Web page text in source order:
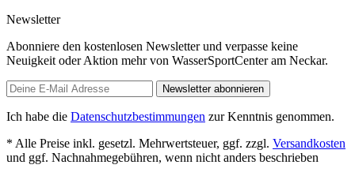
Newsletter
Abonniere den kostenlosen Newsletter und verpasse keine
Neuigkeit oder Aktion mehr von WasserSportCenter am Neckar.
Newsletter abonnieren
Ich habe die Datenschutzbestimmungen zur Kenntnis genommen.
* Alle Preise inkl. gesetzl. Mehrwertsteuer, ggf. zzgl. Versandkosten
und ggf. Nachnahmegebühren, wenn nicht anders beschrieben